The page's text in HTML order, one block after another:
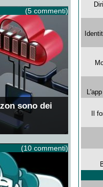
Il
(5 commenti)
sono dei
(10 commenti)